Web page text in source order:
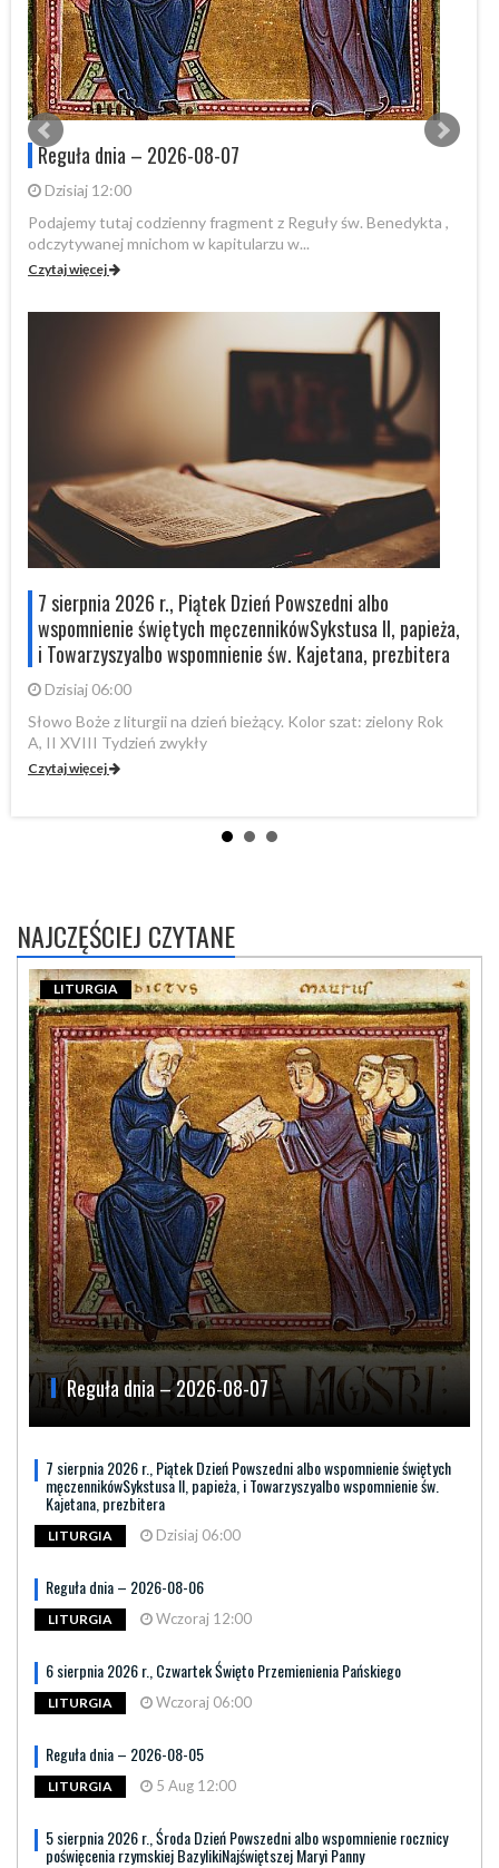
Reguła dnia – 2026-08-07
Dzisiaj 12:00
Podajemy tutaj codzienny fragment z Reguły św. Benedykta ,
odczytywanej mnichom w kapitularzu w...
Czytaj więcej
7 sierpnia 2026 r., Piątek Dzień Powszedni albo
wspomnienie świętych męczennikówSykstusa II, papieża,
i Towarzyszyalbo wspomnienie św. Kajetana, prezbitera
Dzisiaj 06:00
Słowo Boże z liturgii na dzień bieżący. Kolor szat: zielony Rok
A, II XVIII Tydzień zwykły
Czytaj więcej
NAJCZĘŚCIEJ CZYTANE
Reguła dnia – 2026-08-07
LITURGIA
7 sierpnia 2026 r., Piątek Dzień Powszedni albo wspomnienie świętych
męczennikówSykstusa II, papieża, i Towarzyszyalbo wspomnienie św.
Kajetana, prezbitera
LITURGIA Dzisiaj 06:00
Reguła dnia – 2026-08-06
LITURGIA Wczoraj 12:00
6 sierpnia 2026 r., Czwartek Święto Przemienienia Pańskiego
LITURGIA Wczoraj 06:00
Reguła dnia – 2026-08-05
LITURGIA 5 Aug 12:00
5 sierpnia 2026 r., Środa Dzień Powszedni albo wspomnienie rocznicy
poświęcenia rzymskiej BazylikiNajświętszej Maryi Panny